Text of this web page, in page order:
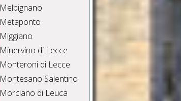
Melpignano
Metaponto
Miggiano
Minervino di Lecce
Monteroni di Lecce
Montesano Salentino
Morciano di Leuca